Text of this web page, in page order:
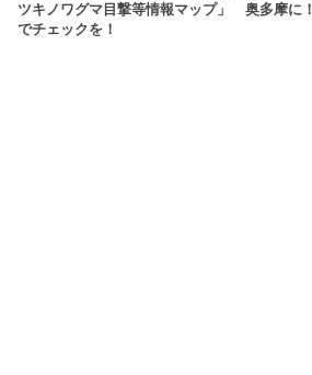
ツキノワグマ目撃等情報マップ」
でチェックを！
奥多摩に！